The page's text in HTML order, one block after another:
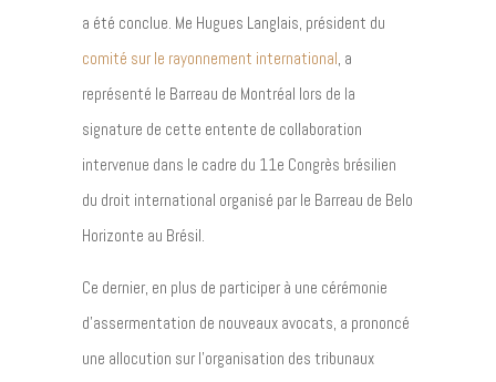
a été conclue. Me Hugues Langlais, président du
comité sur le rayonnement international, a
représenté le Barreau de Montréal lors de la
signature de cette entente de collaboration
intervenue dans le cadre du 11e Congrès brésilien
du droit international organisé par le Barreau de Belo
Horizonte au Brésil.
Ce dernier, en plus de participer à une cérémonie
d’assermentation de nouveaux avocats, a prononcé
une allocution sur l’organisation des tribunaux